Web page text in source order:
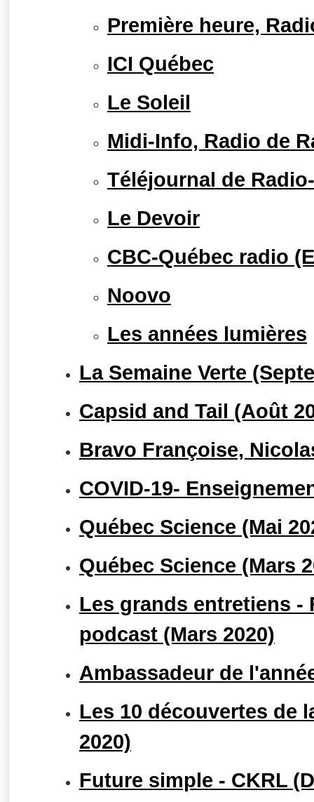
Première heure,
ICI Québec
Le Soleil
Midi-Info, Radio de
Téléjournal de
Le Devoir
CBC-Québec radio
Noovo
Les années lumières
La Semaine Verte
Capsid and Tail (Août
Bravo Françoise,
COVID-19-
Québec Science (Mai
Québec Science (Mars
Les grands entretiens -
podcast (Mars 2020)
Ambassadeur de
Les 10 découvertes de
2020)
Future simple - CKRL